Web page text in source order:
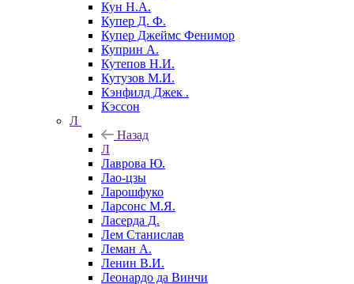
Кун Н.А.
Купер Д. Ф.
Купер Джеймс Фенимор
Куприн А.
Кутепов Н.И.
Кутузов М.И.
Кэнфилд Джек .
Кэссон
Л
Назад
Л
Лаврова Ю.
Лао-цзы
Ларошфуко
Ларсонс М.Я.
Ласерда Д.
Лем Станислав
Леман А.
Ленин В.И.
Леонардо да Винчи